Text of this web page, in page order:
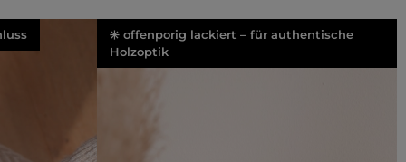
✳️ offenporig lackiert – für authentische
Holzoptik